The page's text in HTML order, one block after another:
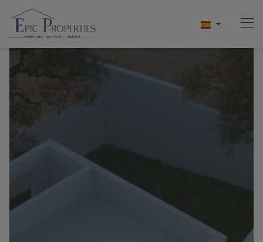
Home
Compra
Venta
Alquiler